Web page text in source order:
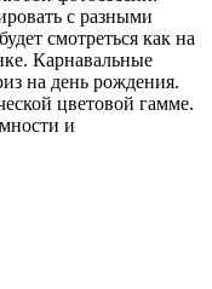
с разными
смотреться как на
Карнавальные
на день рождения.
цветовой гамме.
и